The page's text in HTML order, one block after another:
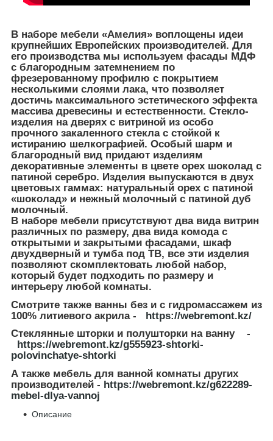
В наборе мебели «Амелия» воплощены идеи
крупнейших Европейских производителей. Для
его производства мы используем фасады МДФ
с благородным затемнением по
фрезерованному профилю с покрытием
несколькими слоями лака, что позволяет
достичь максимального эстетического эффекта
массива древесины и естественности. Стекло-
изделия на дверях с витриной из особо
прочного закаленного стекла с стойкой к
истиранию шелкографией. Особый шарм и
благородный вид придают изделиям
декоративные элементы в цвете орех шоколад с
патиной серебро. Изделия выпускаются в двух
цветовых гаммах: натуральный орех с патиной
«шоколад» и нежный молочный с патиной дуб
молочный.
В наборе мебели присутствуют два вида витрин
различных по размеру, два вида комода с
открытыми и закрытыми фасадами, шкаф
двухдверный и тумба под ТВ, все эти изделия
позволяют скомплектовать любой набор,
который будет подходить по размеру и
интерьеру любой комнаты.
Смотрите также ванны без и с гидромассажем из
100% литиевого акрила -
https://webremont.kz/
Стеклянные шторки и полушторки на ванну -
https://webremont.kz/g555923-shtorki-
polovinchatye-shtorki
А также мебель для ванной комнаты других
производителей - https://webremont.kz/g622289-
mebel-dlya-vannoj
Описание